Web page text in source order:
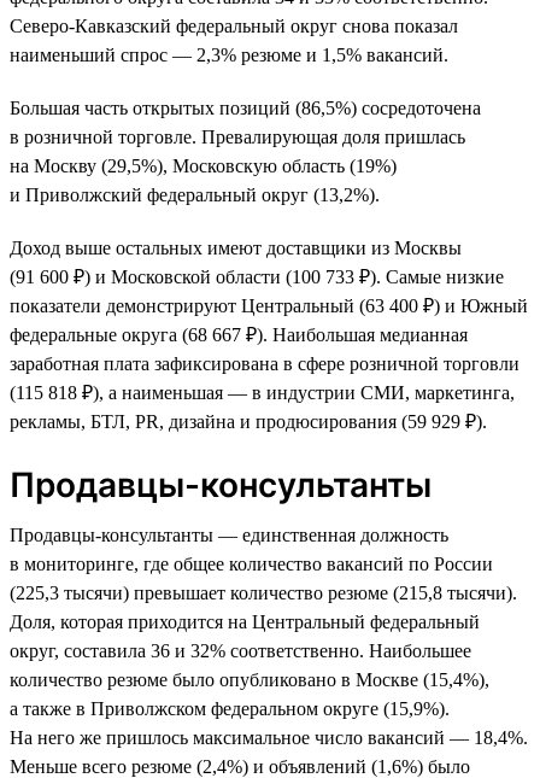
Северо-Кавказский федеральный округ снова показал
наименьший спрос — 2,3% резюме и 1,5% вакансий.
Большая часть открытых позиций (86,5%) сосредоточена
в розничной торговле. Превалирующая доля пришлась
на Москву (29,5%), Московскую область (19%)
и Приволжский федеральный округ (13,2%).
Доход выше остальных имеют доставщики из Москвы
(91 600 ₽) и Московской области (100 733 ₽). Самые низкие
показатели демонстрируют Центральный (63 400 ₽) и Южный
федеральные округа (68 667 ₽). Наибольшая медианная
заработная плата зафиксирована в сфере розничной торговли
(115 818 ₽), а наименьшая — в индустрии СМИ, маркетинга,
рекламы, БТЛ, PR, дизайна и продюсирования (59 929 ₽).
Продавцы-консультанты
Продавцы-консультанты — единственная должность
в мониторинге, где общее количество вакансий по России
(225,3 тысячи) превышает количество резюме (215,8 тысячи).
Доля, которая приходится на Центральный федеральный
округ, составила 36 и 32% соответственно. Наибольшее
количество резюме было опубликовано в Москве (15,4%),
а также в Приволжском федеральном округе (15,9%).
На него же пришлось максимальное число вакансий — 18,4%.
Меньше всего резюме (2,4%) и объявлений (1,6%) было